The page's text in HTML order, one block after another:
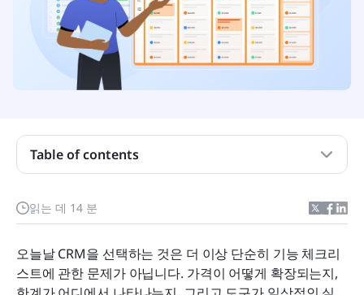
읽는 데 14 분
오늘날 CRM을 선택하는 것은 더 이상 단순히 기능 체크리
스트에 관한 문제가 아닙니다. 가격이 어떻게 확장되는지,
Table of contents
왜 팀들이 Insightly에서 전환하는지